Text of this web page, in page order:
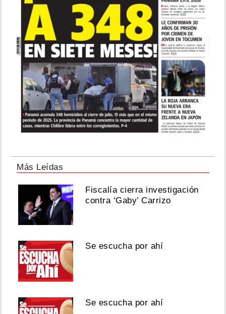
Más Leídas
Fiscalía cierra investigación
contra ‘Gaby’ Carrizo
Se escucha por ahí
Se escucha por ahí